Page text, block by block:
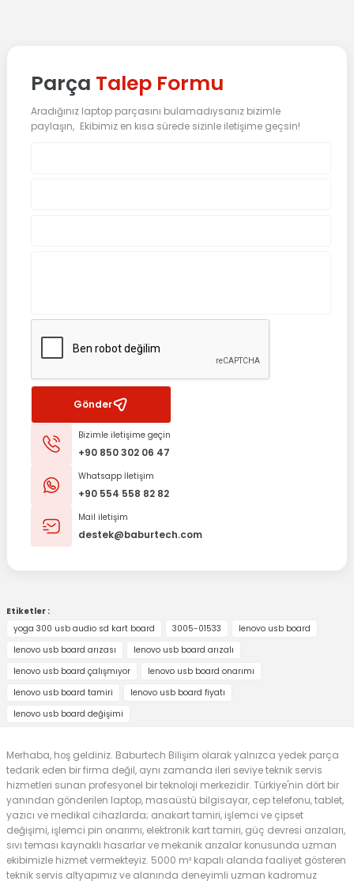
0.0 Puan - 0 Yorum
0.0 Puan - 0 Yorum
TL
Parça Talep Formu
Aradığınız laptop parçasını bulamadıysanız bizimle
paylaşın, Ekibimiz en kısa sürede sizinle iletişime geçsin!
Gönder
Bizimle iletişime geçin
+90 850 302 06 47
Whatsapp İletişim
+90 554 558 82 82
Mail iletişim
destek@baburtech.com
Etiketler :
yoga 300 usb audio sd kart board
3005-01533
lenovo usb board
lenovo usb board arızası
lenovo usb board arızalı
lenovo usb board çalışmıyor
lenovo usb board onarımı
lenovo usb board tamiri
lenovo usb board fiyatı
lenovo usb board değişimi
Merhaba, hoş geldiniz. Baburtech Bilişim olarak yalnızca yedek parça
tedarik eden bir firma değil, aynı zamanda ileri seviye teknik servis
hizmetleri sunan profesyonel bir teknoloji merkezidir. Türkiye'nin dört bir
yanından gönderilen laptop, masaüstü bilgisayar, cep telefonu, tablet,
yazıcı ve medikal cihazlarda; anakart tamiri, işlemci ve çipset
değişimi, işlemci pin onarımı, elektronik kart tamiri, güç devresi arızaları,
sıvı teması kaynaklı hasarlar ve mekanik arızalar konusunda uzman
ekibimizle hizmet vermekteyiz. 5000 m² kapalı alanda faaliyet gösteren
teknik servis altyapımız ve alanında deneyimli uzman kadromuz